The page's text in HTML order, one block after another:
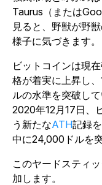
Taurus（または
見ると、野獣が野
様子に気づきます。
ビットコインは現
格が着実に上昇し
ルの水準を突破し
2020年12月17日、
う新たなATH記録
中に24,000ドルを
このヤードスティッ
加します。